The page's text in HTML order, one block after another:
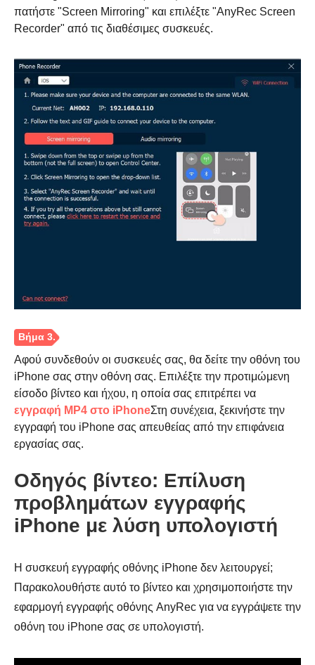
πατήστε "Screen Mirroring" και επιλέξτε "AnyRec Screen
Recorder" από τις διαθέσιμες συσκευές.
Αφού συνδεθούν οι συσκευές σας, θα δείτε την οθόνη του
iPhone σας στην οθόνη σας. Επιλέξτε την προτιμώμενη
είσοδο βίντεο και ήχου, η οποία σας επιτρέπει να
εγγραφή MP4 στο iPhoneΣτη συνέχεια, ξεκινήστε την
εγγραφή του iPhone σας απευθείας από την επιφάνεια
εργασίας σας.
Οδηγός βίντεο: Επίλυση
προβλημάτων εγγραφής
iPhone με λύση υπολογιστή
Η συσκευή εγγραφής οθόνης iPhone δεν λειτουργεί;
Παρακολουθήστε αυτό το βίντεο και χρησιμοποιήστε την
εφαρμογή εγγραφής οθόνης AnyRec για να εγγράψετε την
οθόνη του iPhone σας σε υπολογιστή.